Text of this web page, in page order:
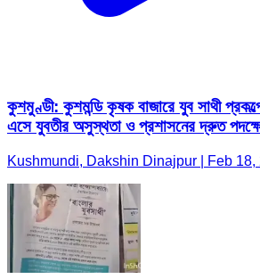
কুশমুণ্ডী: কুশমন্ডি কৃষক বাজারে যুব সাথী
এসে যুবতীর অসুস্থতা ও প্রশাসনের দ্রুত
Kushmundi, Dakshin Dinajpur | Feb 18,